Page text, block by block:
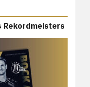
Rekordmeisters